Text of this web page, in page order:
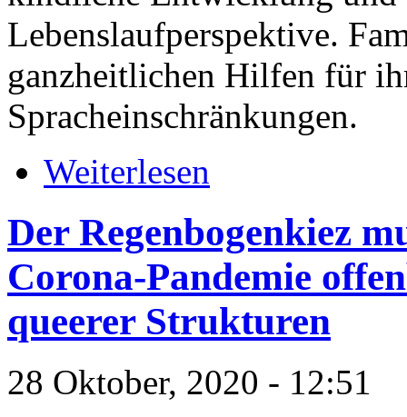
Lebenslaufperspektive.
ganzheitlichen Hilfen für
Spracheinschränkungen.
Weiterlesen
Der Regenbogenkiez
Corona-Pandemie
queerer Strukturen
28 Oktober, 2020 - 12:51